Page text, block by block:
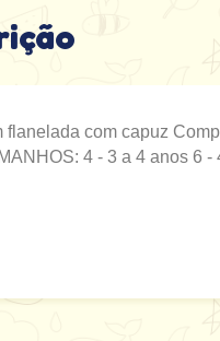
com capuz
4 - 3 a 4 anos 6 -